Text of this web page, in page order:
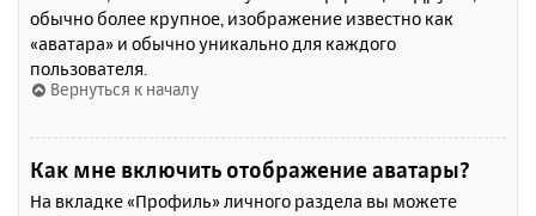
обычно более крупное, изображение известно как
«аватара» и обычно уникально для каждого
пользователя.
Вернуться к началу
Как мне включить отображение аватары?
На вкладке «Профиль» личного раздела вы можете